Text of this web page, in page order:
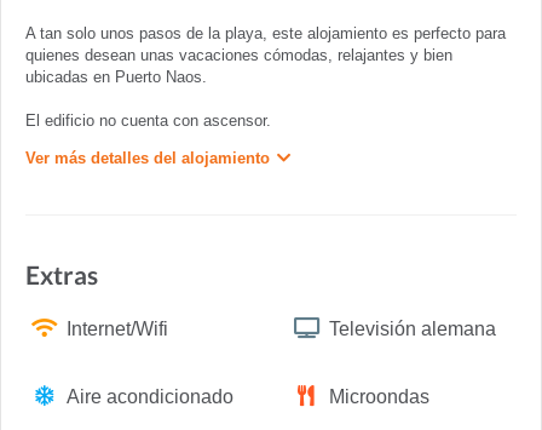
A tan solo unos pasos de la playa, este alojamiento es perfecto para
quienes desean unas vacaciones cómodas, relajantes y bien
ubicadas en Puerto Naos.
El edificio no cuenta con ascensor.
Ver más detalles del alojamiento
Extras
Internet/Wifi Televisión alemana
Aire acondicionado Microondas